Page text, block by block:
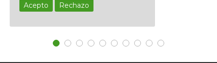
Acepto Rechazo